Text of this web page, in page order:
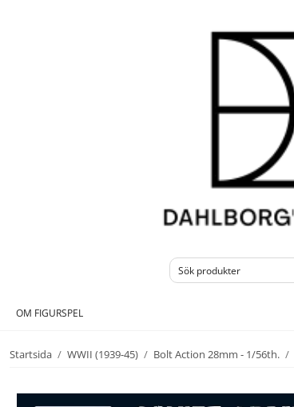
OM FIGURSPEL
Startsida / WWII (1939-45) / Bolt Action 28mm - 1/56th. /